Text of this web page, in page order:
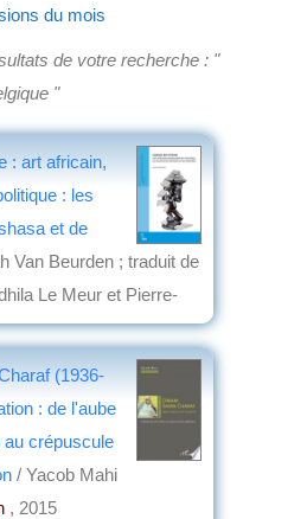
du mois
de votre recherche : "
"
: art africain,
: les
et de
Van Beurden ; traduit de
Le Meur et Pierre-
(1936-
: de l'aube
au crépuscule
/ Yacob Mahi
, 2015